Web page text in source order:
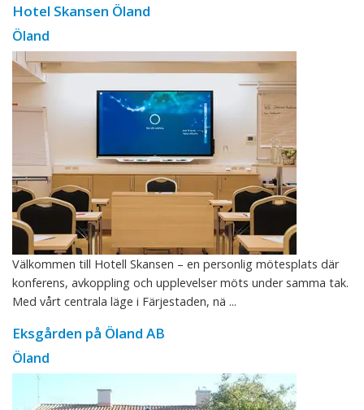
Hotel Skansen Öland
Öland
Välkommen till Hotell Skansen – en personlig mötesplats där
konferens, avkoppling och upplevelser möts under samma tak.
Med vårt centrala läge i Färjestaden, nä ...
Eksgården på Öland AB
Öland